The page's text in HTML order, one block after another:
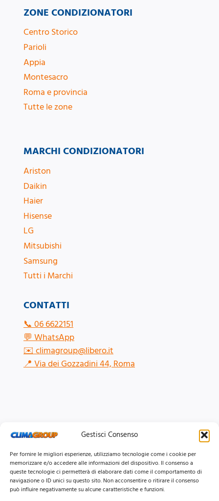
Gestisci Consenso
Per fornire le migliori esperienze, utilizziamo tecnologie come i cookie per
memorizzare e/o accedere alle informazioni del dispositivo. Il consenso a
queste tecnologie ci permetterà di elaborare dati come il comportamento di
navigazione o ID unici su questo sito. Non acconsentire o ritirare il consenso
può influire negativamente su alcune caratteristiche e funzioni.
ZONE CONDIZIONATORI
Centro Storico
Parioli
Appia
Montesacro
Roma e provincia
Tutte le zone
CONTATTI
📞06 6622151
💬WhatsApp
✉️climagroup@libero.it
📍Via dei Gozzadini 44, Roma
MARCHI CONDIZIONATORI
Ariston
Daikin
Haier
Hisense
LG
Mitsubishi
Samsung
Tutti i Marchi